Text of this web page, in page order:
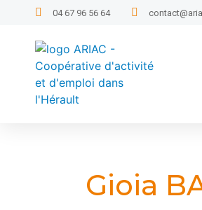
04 67 96 56 64
Gioia